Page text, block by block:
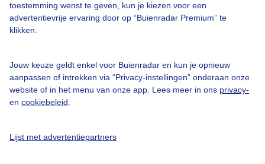
toestemming wenst te geven, kun je kiezen voor een
advertentievrije ervaring door op “Buienradar Premium” te
klikken.
Jouw keuze geldt enkel voor Buienradar en kun je opnieuw
aanpassen of intrekken via “Privacy-instellingen” onderaan onze
website of in het menu van onze app. Lees meer in ons privacy-
en cookiebeleid
Lijst met advertentiepartners
Buienradar Team
Privacy beleid
Privacy instellingen
Gratis weerdata
Buienradar